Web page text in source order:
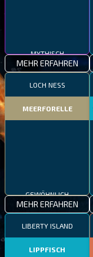
MYTHISCH
MEHR ERFAHREN
LOCH NESS
MEERFORELLE
GEWÖHNLICH
MEHR ERFAHREN
LIBERTY ISLAND
LIPPFISCH